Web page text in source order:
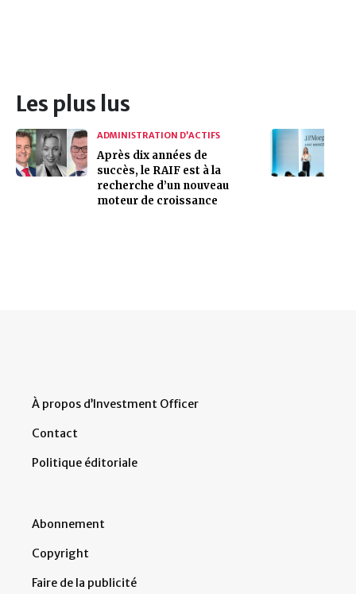
Les plus lus
ADMINISTRATION D’ACTIFS
Après dix années de
succès, le RAIF est à la
recherche d’un nouveau
moteur de croissance
À propos d’Investment Officer
Contact
Politique éditoriale
Abonnement
Copyright
Faire de la publicité